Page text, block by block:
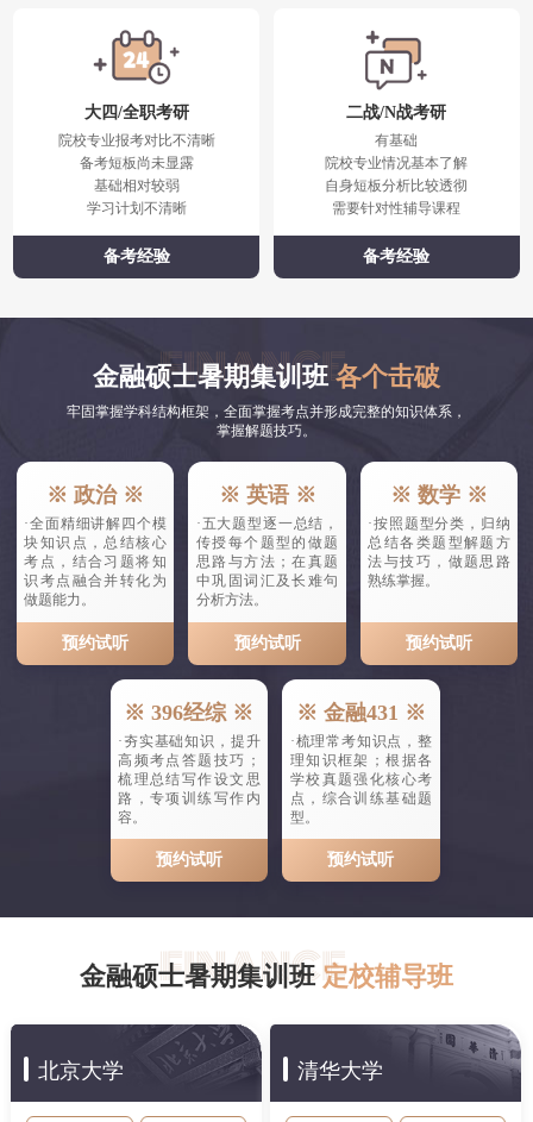
大四/全职考研
院校专业报考对比不清晰
备考短板尚未显露
基础相对较弱
学习计划不清晰
备考经验
二战/N战考研
有基础
院校专业情况基本了解
自身短板分析比较透彻
需要针对性辅导课程
备考经验
金融硕士暑期集训班各个击破
牢固掌握学科结构框架，全面掌握考点并形成完整的知识体系，
掌握解题技巧。
※ 政治 ※
·全面精细讲解四个模
块知识点，总结核心
考点，结合习题将知
识考点融合并转化为
做题能力。
预约试听
※ 英语 ※
·五大题型逐一总结，
传授每个题型的做题
思路与方法；在真题
中巩固词汇及长难句
分析方法。
预约试听
※ 数学 ※
·按照题型分类，归纳
总结各类题型解题方
法与技巧，做题思路
熟练掌握。
预约试听
※ 396经综 ※
·夯实基础知识，提升
高频考点答题技巧；
梳理总结写作设文思
路，专项训练写作内
容。
预约试听
※ 金融431 ※
·梳理常考知识点，整
理知识框架；根据各
学校真题强化核心考
点，综合训练基础题
型。
预约试听
金融硕士暑期集训班定校辅导班
北京大学 清华大学